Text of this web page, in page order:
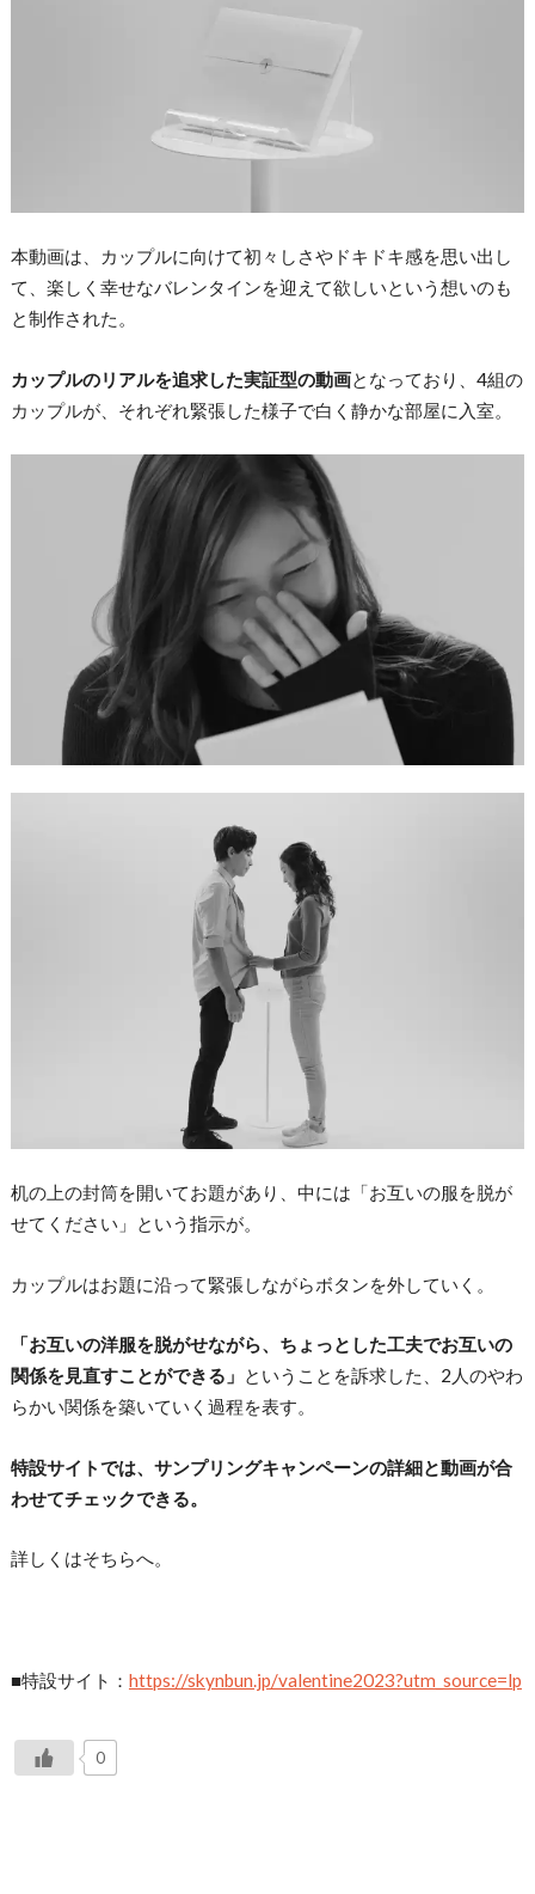
本動画は、カップルに向けて初々しさやドキドキ感を思い出し
て、楽しく幸せなバレンタインを迎えて欲しいという想いのも
と制作された。
カップルのリアルを追求した実証型の動画となっており、4組の
カップルが、それぞれ緊張した様子で白く静かな部屋に入室。
机の上の封筒を開いてお題があり、中には「お互いの服を脱が
せてください」という指示が。
カップルはお題に沿って緊張しながらボタンを外していく。
「お互いの洋服を脱がせながら、ちょっとした工夫でお互いの
関係を見直すことができる」 ということを訴求した、2人のやわ
らかい関係を築いていく過程を表す。
特設サイトでは、サンプリングキャンペーンの詳細と動画が合
わせてチェックできる。
詳しくはそちらへ。
■特設サイト： https://skynbun.jp/valentine2023?utm_source=lp
0